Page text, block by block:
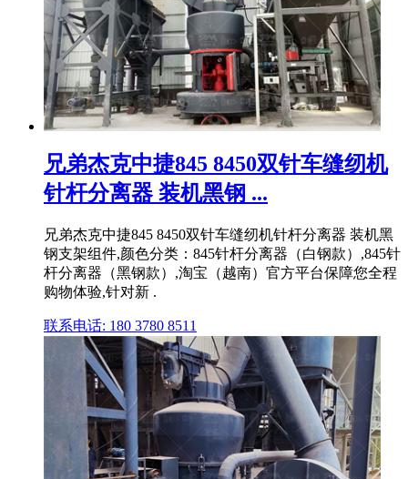
兄弟杰克中捷845 8450双针车缝纫机
针杆分离器 装机黑钢 ...
兄弟杰克中捷845 8450双针车缝纫机针杆分离器 装机黑
钢支架组件,颜色分类：845针杆分离器（白钢款）,845针
杆分离器（黑钢款）,淘宝（越南）官方平台保障您全程
购物体验,针对新 .
联系电话: 180 3780 8511